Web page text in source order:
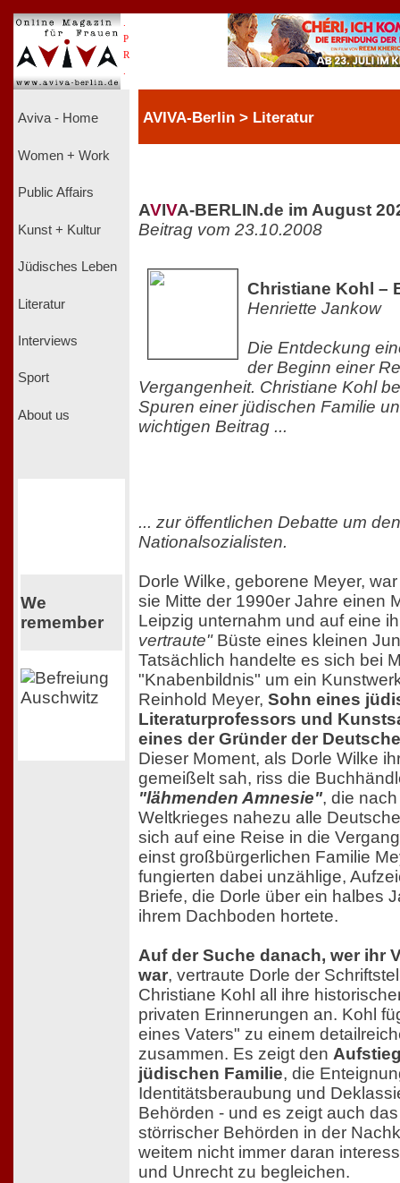
P
R
Aviva - Home
Women + Work
Public Affairs
Kunst + Kultur
Jüdisches Leben
Literatur
Interviews
Sport
About us
We
remember
AVIVA-Berlin > Literatur
AVIVA-BERLIN.de im August
Beitrag vom 23.10.2008
Christiane Kohl –
Henriette Jankow
Die Entdeckung
der Beginn einer
Vergangenheit. Christiane Kohl
Spuren einer jüdischen Familie
wichtigen Beitrag ...
... zur öffentlichen Debatte um
Nationalsozialisten.
Dorle Wilke, geborene Meyer,
sie Mitte der 1990er Jahre einen
Leipzig unternahm und auf eine
vertraute"Büste eines kleinen
Tatsächlich handelte es sich bei
"Knabenbildnis" um ein
Reinhold Meyer, Sohn eines
Literaturprofessors und
eines der Gründer der
Dieser Moment, als Dorle Wilke
gemeißelt sah, riss die
"lähmenden Amnesie", die
Weltkrieges nahezu alle
sich auf eine Reise in die
einst großbürgerlichen Familie
fungierten dabei unzählige,
Briefe, die Dorle über ein halbes
ihrem Dachboden hortete.
Auf der Suche danach, wer ihr
war, vertraute Dorle der
Christiane Kohl all ihre
privaten Erinnerungen an. Kohl
eines Vaters" zu einem
zusammen. Es zeigt den
jüdischen Familie, die
Identitätsberaubung und
Behörden - und es zeigt auch
störrischer Behörden in der
weitem nicht immer daran
und Unrecht zu begleichen.